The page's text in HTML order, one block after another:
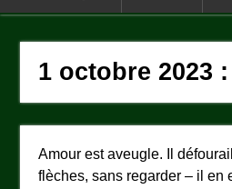
1 octobre 2023
Amour est aveugle. Il
flèches, sans regarder – il en